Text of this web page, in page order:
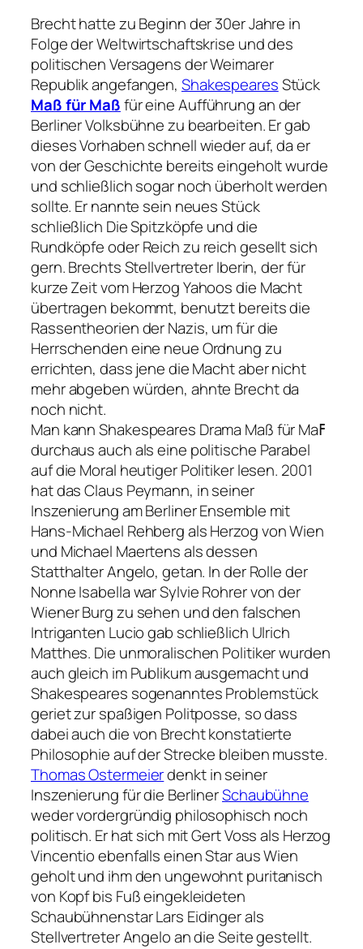
Brecht hatte zu Beginn der 30er Jahre in
Folge der Weltwirtschaftskrise und des
politischen Versagens der Weimarer
Republik angefangen, ShakespearesStück
Maß für Maßfür eine Aufführung an der
Berliner Volksbühne zu bearbeiten. Er gab
dieses Vorhaben schnell wieder auf, da er
von der Geschichte bereits eingeholt wurde
und schließlich sogar noch überholt werden
sollte. Er nannte sein neues Stück
schließlich Die Spitzköpfe und die
Rundköpfe oder Reich zu reich gesellt sich
gern. Brechts Stellvertreter Iberin, der für
kurze Zeit vom Herzog Yahoos die Macht
übertragen bekommt, benutzt bereits die
Rassentheorien der Nazis, um für die
Herrschenden eine neue Ordnung zu
errichten, dass jene die Macht aber nicht
mehr abgeben würden, ahnte Brecht da
noch nicht.
Man kann Shakespeares Drama Maß für Maߓ
durchaus auch als eine politische Parabel
auf die Moral heutiger Politiker lesen. 2001
hat das Claus Peymann, in seiner
Inszenierung am Berliner Ensemble mit
Hans-Michael Rehberg als Herzog von Wien
und Michael Maertens als dessen
Statthalter Angelo, getan. In der Rolle der
Nonne Isabella war Sylvie Rohrer von der
Wiener Burg zu sehen und den falschen
Intriganten Lucio gab schließlich Ulrich
Matthes. Die unmoralischen Politiker wurden
auch gleich im Publikum ausgemacht und
Shakespeares sogenanntes Problemstück
geriet zur spaßigen Politposse, so dass
dabei auch die von Brecht konstatierte
Philosophie auf der Strecke bleiben musste.
Thomas Ostermeierdenkt in seiner
Inszenierung für die BerlinerSchaubühne
weder vordergründig philosophisch noch
politisch. Er hat sich mit Gert Voss als Herzog
Vincentio ebenfalls einen Star aus Wien
geholt und ihm den ungewohnt puritanisch
von Kopf bis Fuß eingekleideten
Schaubühnenstar Lars Eidinger als
Stellvertreter Angelo an die Seite gestellt.